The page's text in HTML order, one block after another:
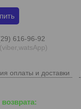
616-96-92
оплаты и доставки